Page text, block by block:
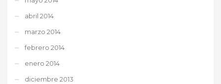
abril 2014
marzo 2014
febrero 2014
enero 2014
diciembre 2013